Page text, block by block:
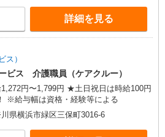
詳細を見る
ス）
ビス 介護職員（ケアクルー）
円〜1,799円 ★土日祝日は時給100円
※給与幅は資格・経験等による
県横浜市緑区三保町3016-6